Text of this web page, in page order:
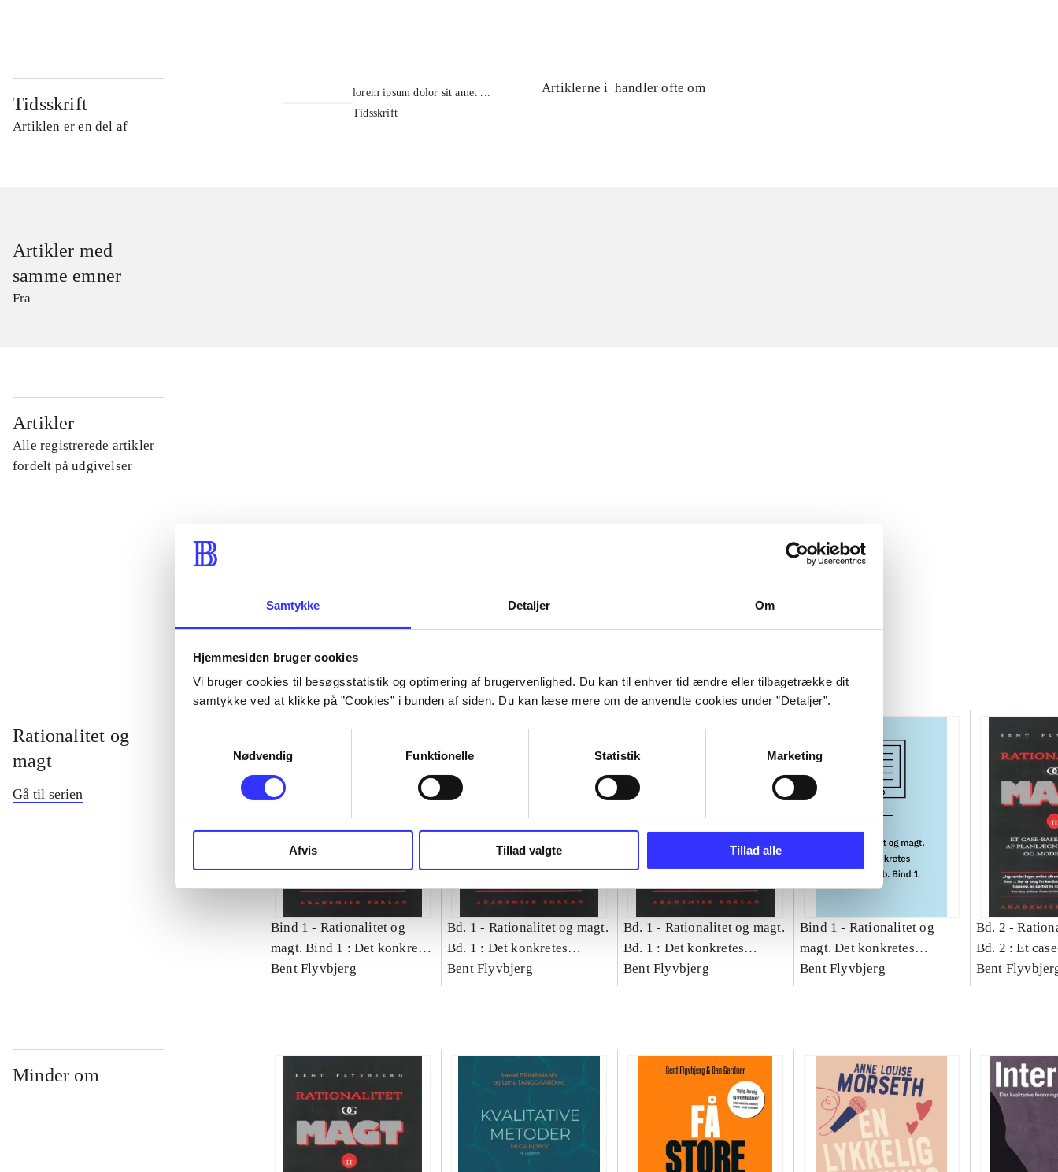
Samtykke Detaljer Om
Hjemmesiden bruger cookies
Vi bruger cookies til besøgsstatistik og optimering af brugervenlighed. Du kan til enhver tid ændre eller tilbagetrække dit
samtykke ved at klikke på ”Cookies” i bunden af siden. Du kan læse mere om de anvendte cookies under ”Detaljer”.
Nødvendig
Funktionelle Statistik Marketing
Afvis Tillad valgte Tillad alle
Tidsskrift
Artiklen er en del af
lorem ipsum dolor sit amet ...
Tidsskrift
Artiklerne i handler ofte om
Artikler med
samme emner
Fra
Artikler
Alle registrerede artikler
fordelt på udgivelser
Rationalitet og
magt
Gå til serien
Bind 1 - Rationalitet og
magt. Bind 1 : Det konkretes
videnskab
Bent Flyvbjerg
Bd. 1 - Rationalitet og magt.
Bd. 1 : Det konkretes
videnskab
Bent Flyvbjerg
Bd. 1 - Rationalitet og magt.
Bd. 1 : Det konkretes
videnskab
Bent Flyvbjerg
Bind 1 - Rationalitet og
magt. Det konkretes
videnskab. Bind 1
Bent Flyvbjerg
Bd. 2 -
Bd. 2 : Et
studie af
Bent
Minder om